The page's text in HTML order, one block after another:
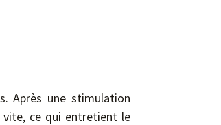
Après une stimulation
vite, ce qui entretient le